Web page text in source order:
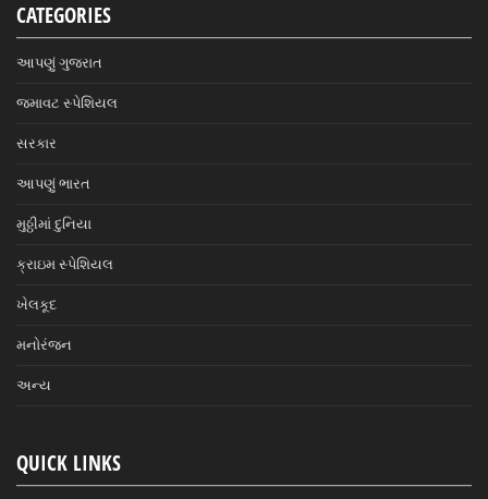
CATEGORIES
આપણું ગુજરાત
જમાવટ સ્પેશિયલ
સરકાર
આપણું ભારત
મુઠ્ઠીમાં દુનિયા
ક્રાઇમ સ્પેશિયલ
ખેલકૂદ
મનોરંજન
અન્ય
QUICK LINKS